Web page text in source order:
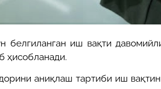
иш вақти
ҳисобланади.
аниқлаш тартиби иш